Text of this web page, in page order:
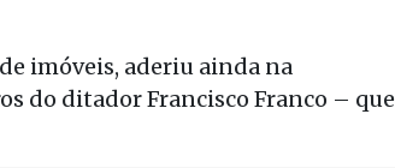
imóveis, aderiu ainda na
do ditador Francisco Franco – que